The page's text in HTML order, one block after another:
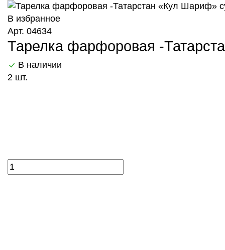
В избранное
Арт. 04634
Тарелка фарфоровая -
В наличии
2 шт.